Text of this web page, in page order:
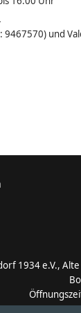
9467570) und
1934 e.V.,